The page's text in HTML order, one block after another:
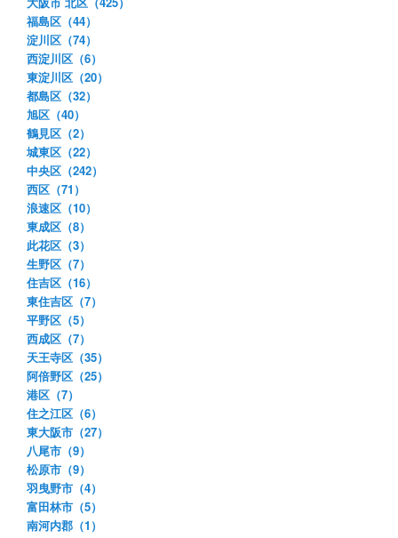
福島区（44）
淀川区（74）
西淀川区（6）
東淀川区（20）
都島区（32）
旭区（40）
鶴見区（2）
城東区（22）
中央区（242）
西区（71）
浪速区（10）
東成区（8）
此花区（3）
生野区（7）
住吉区（16）
東住吉区（7）
平野区（5）
西成区（7）
天王寺区（35）
阿倍野区（25）
港区（7）
住之江区（6）
東大阪市（27）
八尾市（9）
松原市（9）
羽曳野市（4）
富田林市（5）
南河内郡（1）